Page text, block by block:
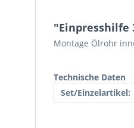
"Einpresshilfe
Montage Ölrohr
Technische Daten
Set/Einzelartikel: